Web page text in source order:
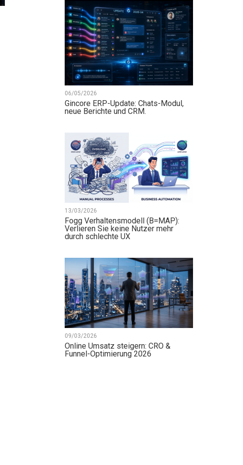
06/05/2026
Gincore ERP-Update: Chats-Modul,
neue Berichte und CRM.
13/03/2026
Fogg Verhaltensmodell (B=MAP):
Verlieren Sie keine Nutzer mehr
durch schlechte UX
09/03/2026
Online Umsatz steigern: CRO &
Funnel-Optimierung 2026